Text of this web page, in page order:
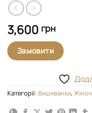
3,600 грн
Замовити
Категорії: Вишиванки,